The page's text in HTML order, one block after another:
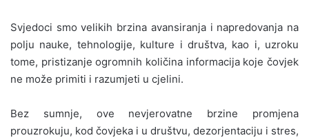
Svjedoci smo velikih brzina avansiranja i napredovanja na
polju nauke, tehnologije, kulture i društva, kao i, uzroku
tome, pristizanje ogromnih količina informacija koje čovjek
ne može primiti i razumjeti u cjelini.
Bez sumnje, ove nevjerovatne brzine promjena
prouzrokuju, kod čovjeka i u društvu, dezorjentaciju i stres,